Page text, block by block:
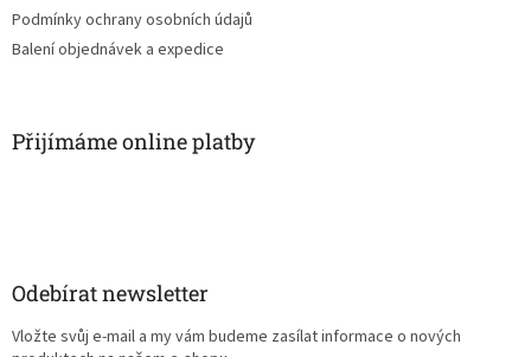
Podmínky ochrany osobních údajů
Balení objednávek a expedice
Přijímáme online platby
Odebírat newsletter
Vložte svůj e-mail a my vám budeme zasílat informace o nových